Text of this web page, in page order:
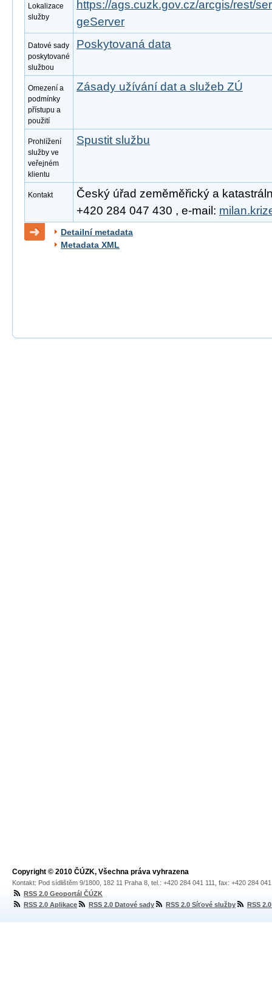
Lokalizace
služby
https://ags.cuzk.gov.cz/arcgis/rest/
geServer
Datové sady
poskytované
službou
Poskytovaná data
Omezení a
podmínky
přístupu a
použití
Zásady užívání dat a služeb ZÚ
Prohlížení
služby ve
veřejném
klientu
Spustit službu
Kontakt
Český úřad zeměměřický a
+420 284 047 430 , e-mail:
Detailní metadata
Metadata XML
Copyright © 2010 ČÚZK, Všechna práva vyhrazena
Kontakt: Pod sídlištěm 9/1800, 182 11 Praha 8, tel.: +420 284 041 111, fax: +420 284
RSS 2.0 Geoportál ČÚZK
RSS 2.0 Aplikace
RSS 2.0 Datové sady RSS 2.0 Síťové služby RSS